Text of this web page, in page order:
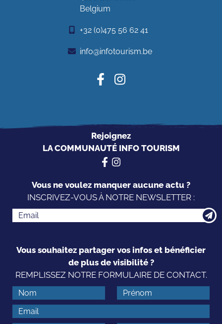
Belgium
+32 (0)475 56 62 41
info@infotourism.be
Rejoignez
LA COMMUNAUTÉ INFO TOURISM
Vous ne voulez manquer aucune actu ?
INSCRIVEZ-VOUS À NOTRE NEWSLETTER :
Vous souhaitez partager vos infos et bénéficier
de plus de visibilité ?
REMPLISSEZ NOTRE FORMULAIRE DE CONTACT.